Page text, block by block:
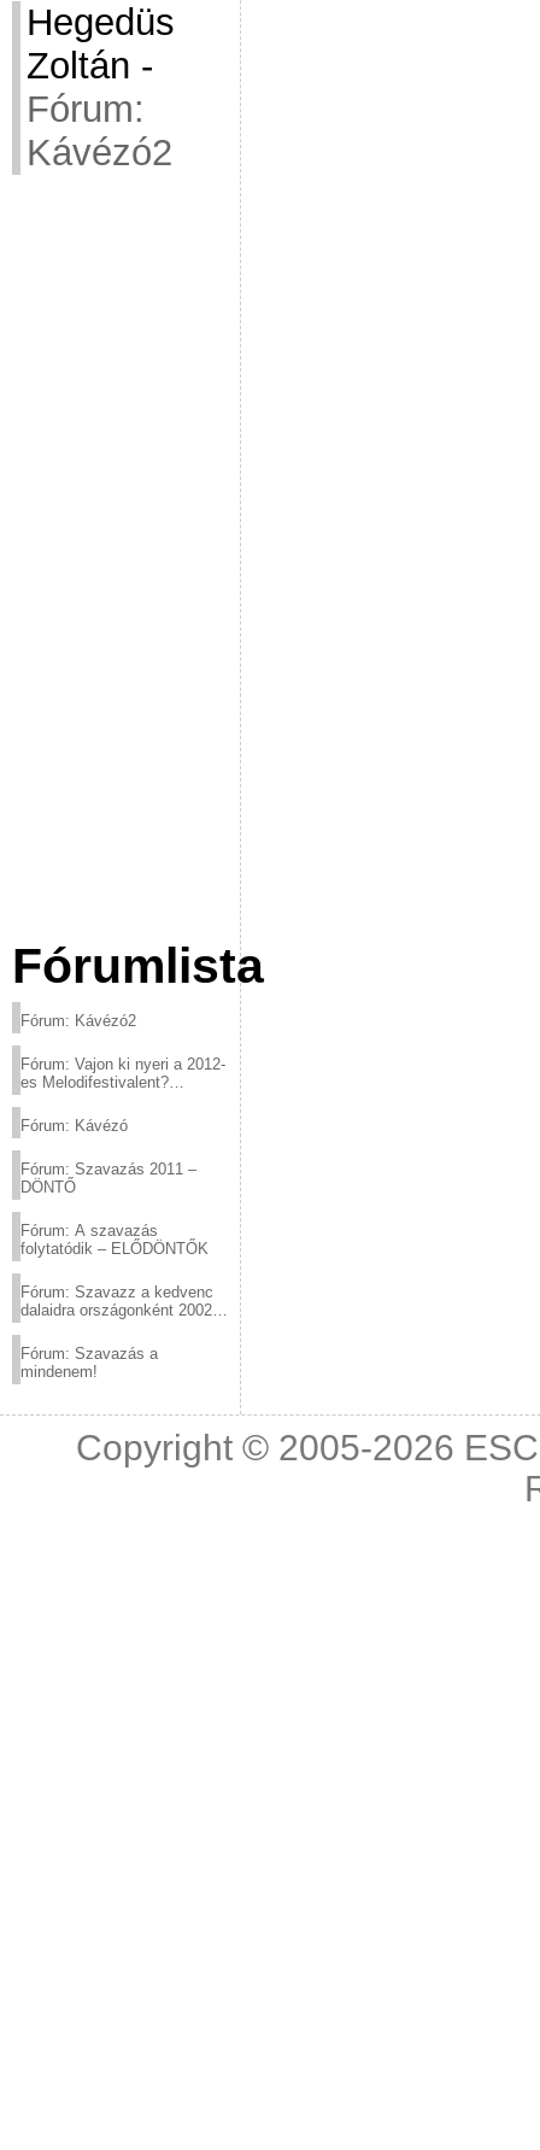
Hegedüs
Zoltán -
Fórum:
Kávézó2
Fórumlista
Fórum: Kávézó2
Fórum: Vajon ki nyeri a 2012-
es Melodifestivalent?
Fórum: Kávézó
Fórum: Szavazás 2011 –
DÖNTŐ
Fórum: A szavazás
folytatódik – ELŐDÖNTŐK
Fórum: Szavazz a kedvenc
dalaidra országonként 2002
Fórum: Szavazás a
mindenem!
Copyright © 2005-2026